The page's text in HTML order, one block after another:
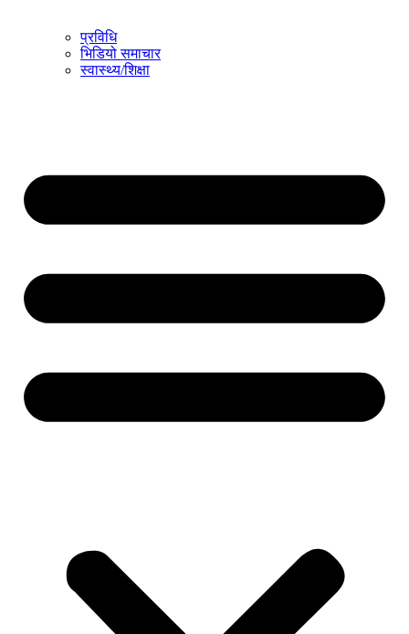
प्रविधि
भिडियो समाचार
स्वास्थ्य/शिक्षा